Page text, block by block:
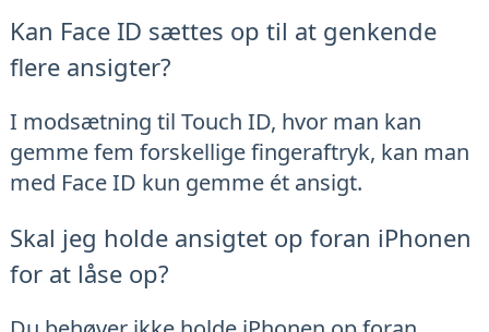
Kan Face ID sættes op til at genkende
flere ansigter?
I modsætning til Touch ID, hvor man kan
gemme fem forskellige fingeraftryk, kan man
med Face ID kun gemme ét ansigt.
Skal jeg holde ansigtet op foran iPhonen
for at låse op?